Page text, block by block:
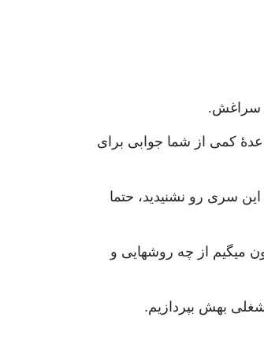
سراغش.
عدۀ کمی از شما جوابی برای
سری رو نشنیدید، حتما
میگیم از چه روشهایی و
بهش بپردازیم.